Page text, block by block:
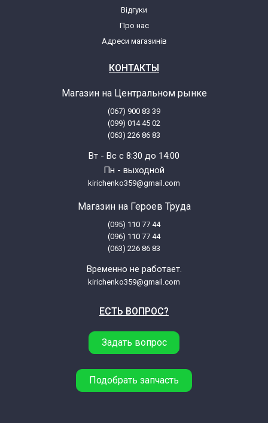
Відгуки
Про нас
Адреси магазинів
КОНТАКТЫ
Магазин на Центральном рынке
(067) 900 83 39
(099) 014 45 02
(063) 226 86 83
Вт - Вс с 8:30 до 14:00
Пн - выходной
kirichenko359@gmail.com
Магазин на Героев Труда
(095) 110 77 44
(096) 110 77 44
(063) 226 86 83
Временно не работает.
kirichenko359@gmail.com
ЕСТЬ ВОПРОС?
Задать вопрос
Подобрать запчасть